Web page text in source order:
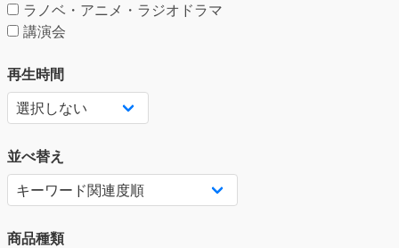
ラノベ・アニメ・ラジオドラマ
講演会
再生時間
並べ替え
商品種類